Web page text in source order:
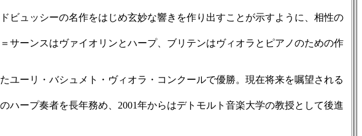
ュッシーの名作をはじめ玄妙な響きを作り出すことが示すように、相性の
ーンスはヴァイオリンとハープ、ブリテンはヴィオラとピアノのための作
ーリ・バシュメト・ヴィオラ・コンクールで優勝。現在将来を嘱望される
ープ奏者を長年務め、2001年からはデトモルト音楽大学の教授として後進